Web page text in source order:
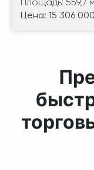
Цена: 15 306